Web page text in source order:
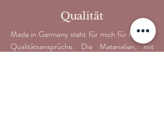
Qualität
Made in Germany steht für mich für höchste
Qualitätsansprüche. Die Materialien, mit